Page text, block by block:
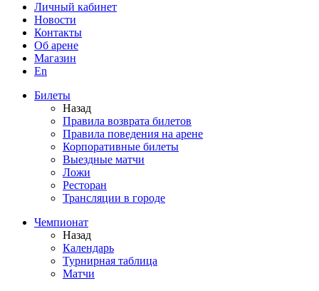
Личный кабинет
Новости
Контакты
Об арене
Магазин
En
Билеты
Назад
Правила возврата билетов
Правила поведения на арене
Корпоративные билеты
Выездные матчи
Ложи
Ресторан
Трансляции в городе
Чемпионат
Назад
Календарь
Турнирная таблица
Матчи